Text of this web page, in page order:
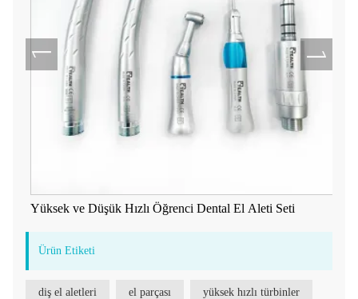
Yüksek ve Düşük Hızlı Öğrenci Dental El Aleti Seti
Ürün Etiketi
diş el aletleri el parçası yüksek hızlı türbinler